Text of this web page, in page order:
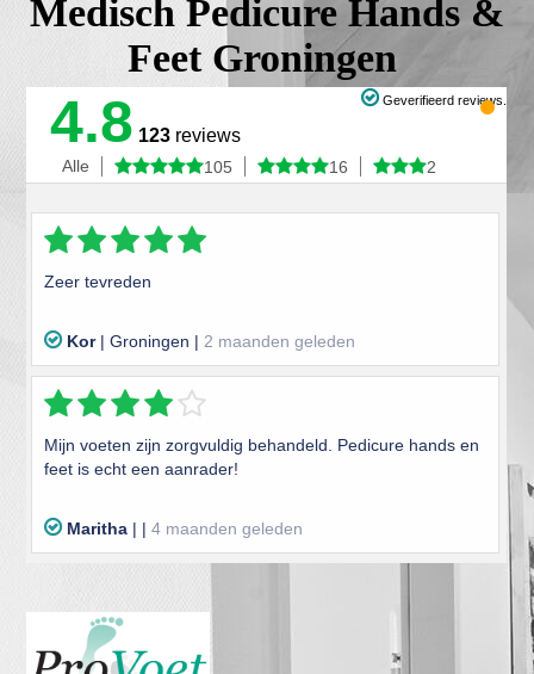
Medisch Pedicure Hands &
Feet Groningen